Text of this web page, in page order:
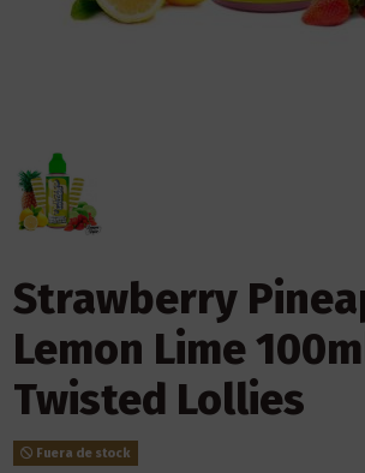
Strawberry
Lemon Lime
Twisted Lollies
Fuera de stock